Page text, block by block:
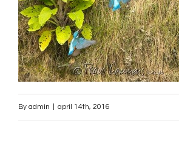
By admin april 14th, 2016